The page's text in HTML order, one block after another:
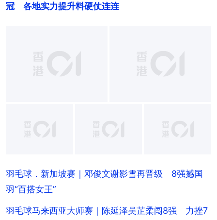
冠　各地实力提升料硬仗连连
+9
羽毛球．新加坡赛｜邓俊文谢影雪再晋级 8强撼国
羽“百搭女王”
羽毛球马来西亚大师赛｜陈延泽吴芷柔闯8强 力挫7